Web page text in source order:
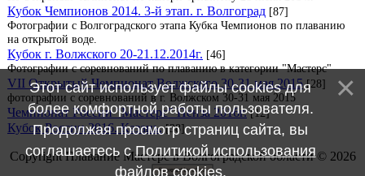
Кубок Чемпионов 2014. 3-й этап. г. Волгоград [87]
Фотографии с Волгоградского этапа Кубка Чемпионов по плаванию
на открытой воде.
Кубок г. Волжского 20-21.12.2014г. [46]
Фотографии с соревнований по плаванию в категории "Мастерс"
VII Открытый Чемпионат Волжского 30-31 мая 2015 [28]
фотографии с соревнований в г. Волжском 30-31 мая 2015
Чемпионат России "Мастерс" Пенза 2016г. [12]
Кубок России 2016. Казань. [38]
Copyright Плавание Мастерс в Волгоградской области © 2026
Этот сайт использует файлы cookies для
более комфортной работы пользователя.
Продолжая просмотр страниц сайта, вы
соглашаетесь сПолитикой использования
файлов cookies.